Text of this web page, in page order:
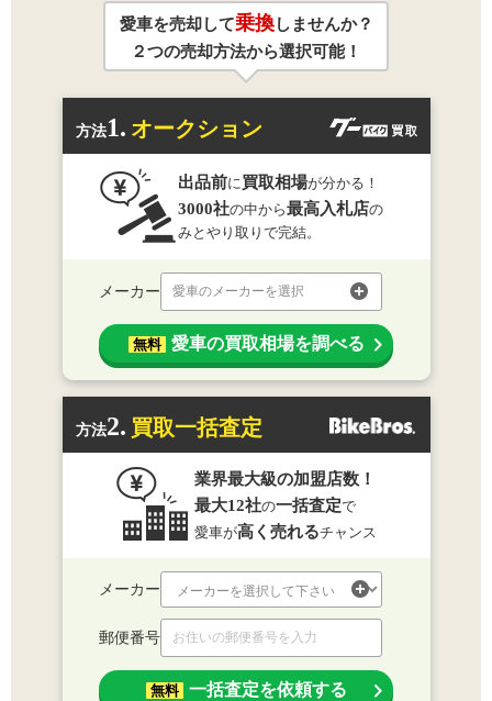
愛車を売却して乗換しませんか？
２つの売却方法から選択可能！
方法1. オークション
出品前に買取相場が分かる！
3000社の中から最高入札店の
みとやり取りで完結。
メーカー 愛車のメーカーを選択
無料 愛車の買取相場を調べる
方法2. 買取一括査定
業界最大級の加盟店数！
最大12社の一括査定で
愛車が高く売れるチャンス
メーカー
郵便番号
無料 一括査定を依頼する